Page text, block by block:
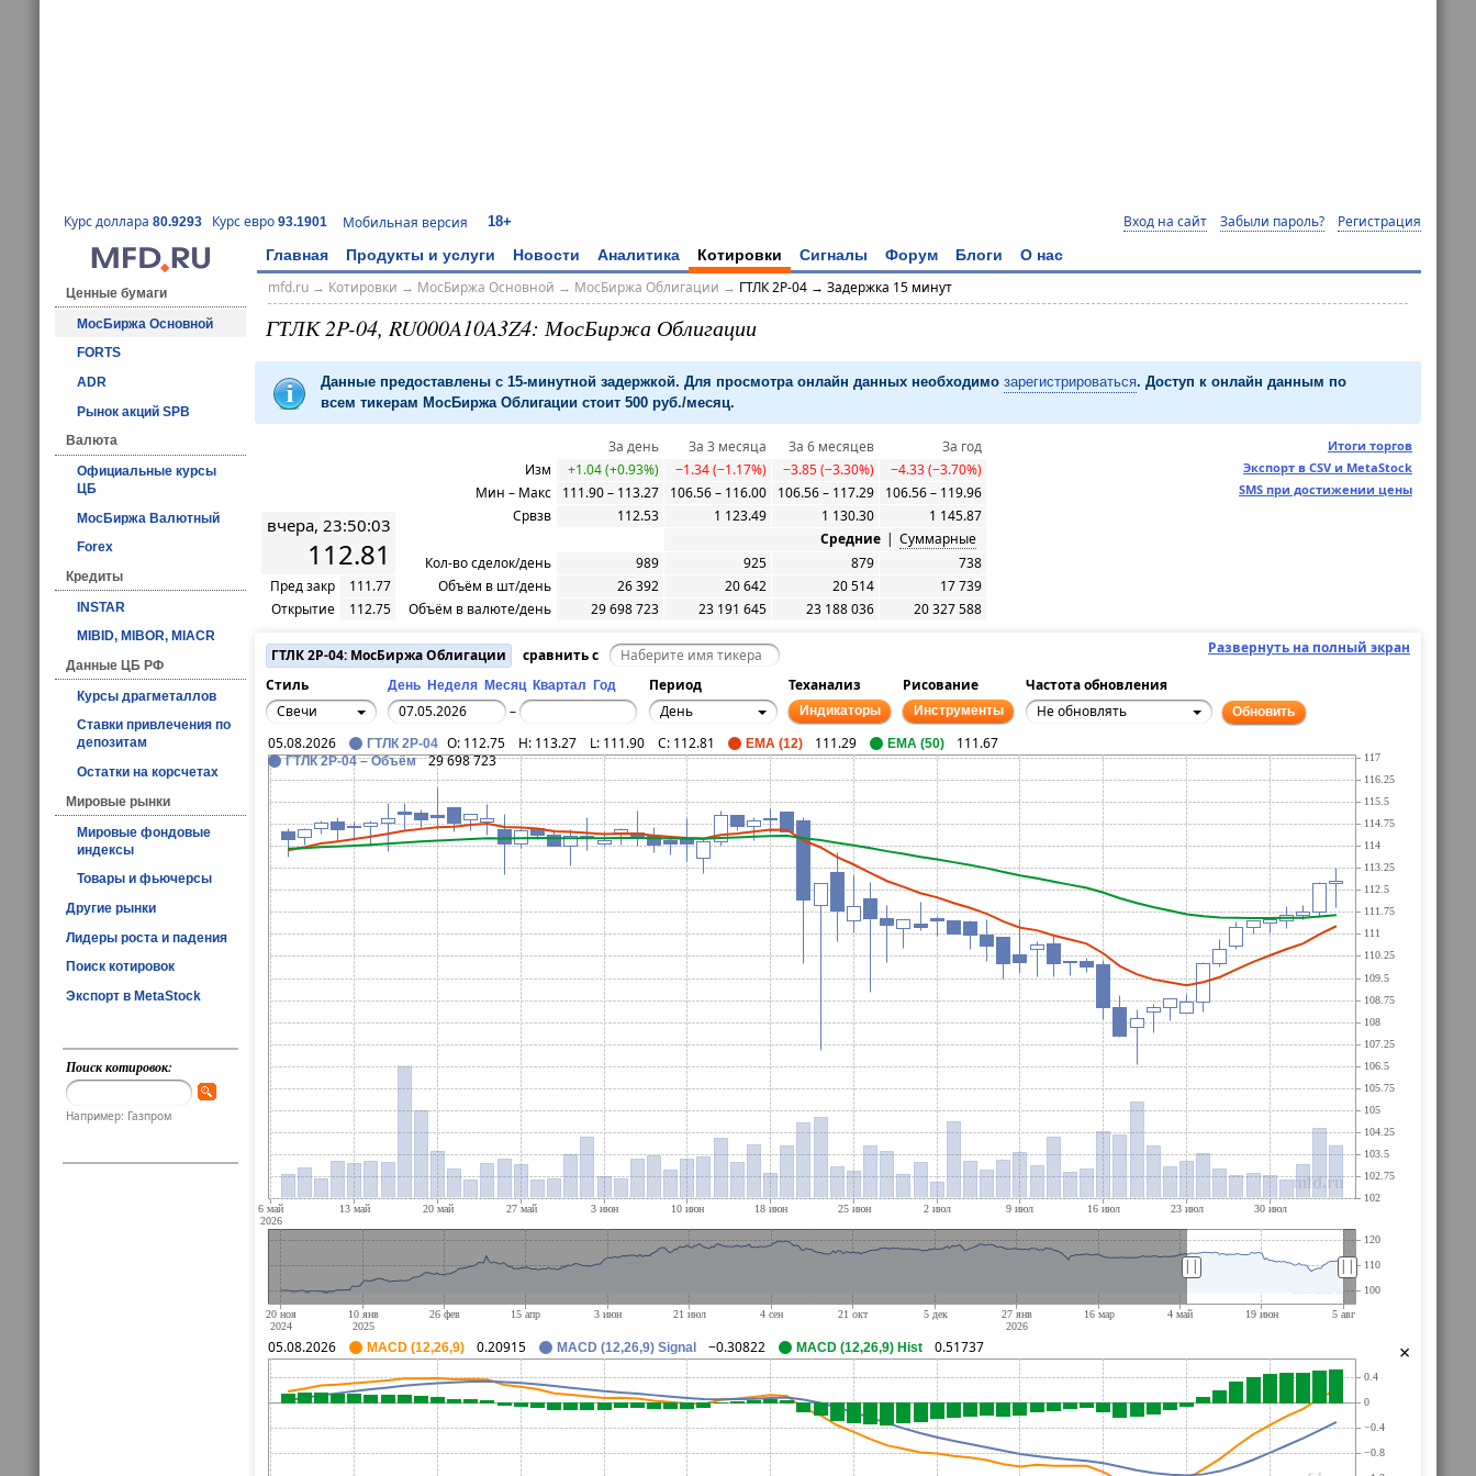
Курс доллара 80.9293 Курс евро 93.1901 Мобильная версия 18+ Вход на сайт Забыли пароль? Регистрация
Главная Продукты и услуги Новости Аналитика Котировки Сигналы Форум Блоги О нас
Ценные бумаги
МосБиржа Основной
FORTS
ADR
Рынок акций SPB
Валюта
Официальные курсы
ЦБ
МосБиржа Валютный
Forex
Кредиты
INSTAR
MIBID, MIBOR, MIACR
Данные ЦБ РФ
Курсы драгметаллов
Ставки привлечения по
депозитам
Остатки на корсчетах
Мировые рынки
Мировые фондовые
индексы
Товары и фьючерсы
Другие рынки
Лидеры роста и падения
Поиск котировок
Экспорт в MetaStock
Поиск котировок:
Например: Газпром
mfd.ru→ Котировки → МосБиржа Основной → МосБиржа Облигации → ГТЛК 2P-04 → Задержка 15 минут
ГТЛК 2P-04, RU000A10A3Z4: МосБиржа Облигации
Данные предоставлены с 15-минутной задержкой. Для просмотра онлайн данных необходимо зарегистрироваться. Доступ к онлайн данным по
всем тикерам МосБиржа Облигации стоит 500 руб./месяц.
Итоги торгов
Экспорт в CSV и MetaStock
SMS при достижении цены
вчера, 23:50:03
112.81
Пред закр
111.77
Открытие
112.75
За день За 3 месяца За 6 месяцев
За год
Изм
+1.04 (+0.93%) −1.34 (−1.17%) −3.85 (−3.30%)
−4.33 (−3.70%)
Мин – Макс
111.90 – 113.27 106.56 – 116.00 106.56 – 117.29
106.56 – 119.96
Срвзв
112.53 1 123.49 1 130.30
1 145.87
Средние | Суммарные
Кол-во сделок/день
989 925 879
738
Объём в шт/день
26 392 20 642 20 514
17 739
Объём в валюте/день
29 698 723 23 191 645 23 188 036 20 327 588
Развернуть на полный экран
ГТЛК 2P-04: МосБиржа Облигации
сравнить с
Стиль
День Неделя Месяц Квартал Год Период Теханализ Рисование
Частота обновления
Свечи
– День Индикаторы Инструменты Не обновлять Обновить
|| ||
×
05.08.2026 ГТЛК 2P-04 O: 112.75 H: 113.27 L: 111.90 C: 112.81 EMA (12) 111.29 EMA (50) 111.67
ГТЛК 2P-04 – Объём 29 698 723
05.08.2026 MACD (12,26,9) 0.20915 MACD (12,26,9) Signal −0.30822 MACD (12,26,9) Hist 0.51737